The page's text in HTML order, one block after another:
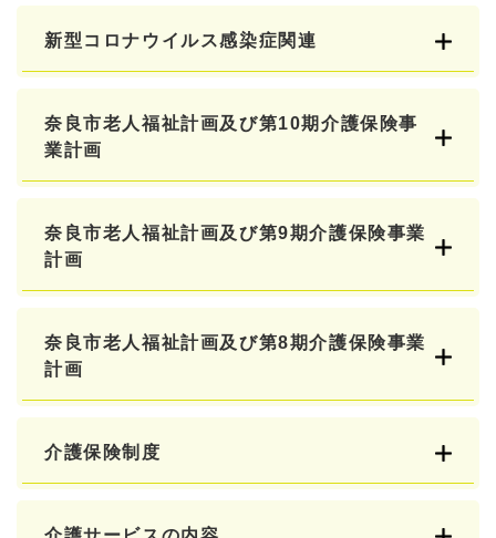
新型コロナウイルス感染症関連
奈良市老人福祉計画及び第10期介護保険事
業計画
奈良市老人福祉計画及び第9期介護保険事業
計画
奈良市老人福祉計画及び第8期介護保険事業
計画
介護保険制度